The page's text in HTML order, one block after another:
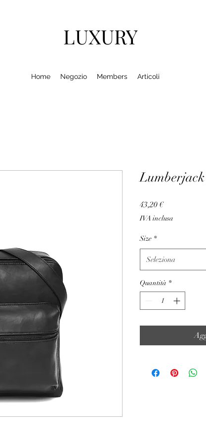
LUXURY
Home Negozio Members Articoli
43,20 €Prezzo
IVA inclusa
Size *
Seleziona
Quantità *